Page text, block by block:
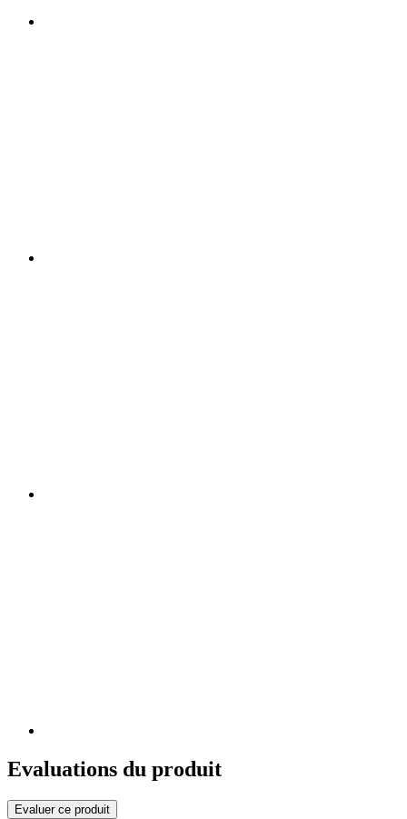
Evaluations du produit
Evaluer ce produit